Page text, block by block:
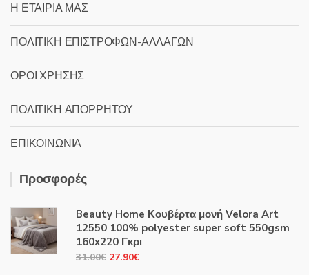
Η ΕΤΑΙΡΙΑ ΜΑΣ
ΠΟΛΙΤΙΚΗ ΕΠΙΣΤΡΟΦΩΝ-ΑΛΛΑΓΩΝ
ΟΡΟΙ ΧΡΗΣΗΣ
ΠΟΛΙΤΙΚΗ ΑΠΟΡΡΗΤΟΥ
ΕΠΙΚΟΙΝΩΝΙΑ
Προσφορές
Beauty Home Κουβέρτα μονή Velora Art
12550 100% polyester super soft 550gsm
160x220 Γκρι
31.00€ Original
27.90€Η